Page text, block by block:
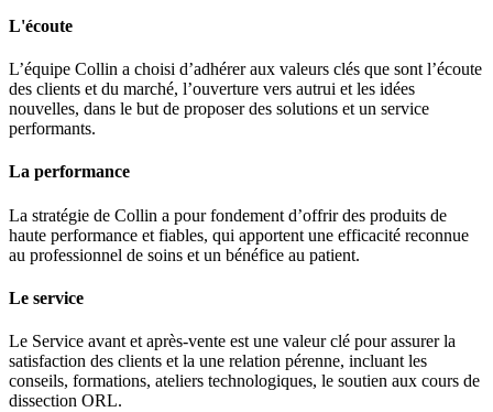
L'écoute
L’équipe Collin a choisi d’adhérer aux valeurs clés que sont l’écoute
des clients et du marché, l’ouverture vers autrui et les idées
nouvelles, dans le but de proposer des solutions et un service
performants.
La performance
La stratégie de Collin a pour fondement d’offrir des produits de
haute performance et fiables, qui apportent une efficacité reconnue
au professionnel de soins et un bénéfice au patient.
Le service
Le Service avant et après-vente est une valeur clé pour assurer la
satisfaction des clients et la une relation pérenne, incluant les
conseils, formations, ateliers technologiques, le soutien aux cours de
dissection ORL.